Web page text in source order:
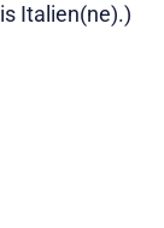
Italien(ne).)